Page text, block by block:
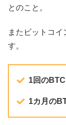
とのこと。
またビットコ
す。
1回の
1カ月の